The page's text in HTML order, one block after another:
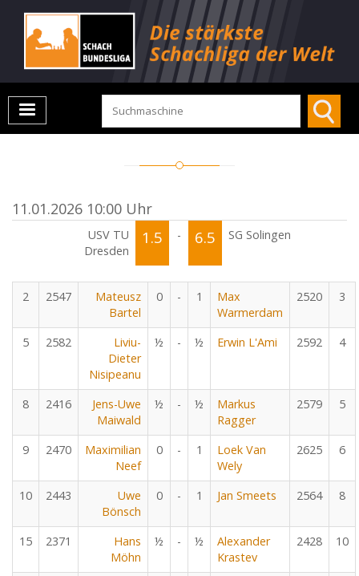
11.01.2026 10:00 Uhr
USV TU
Dresden
1.5 - 6.5 SG Solingen
2 2547
Mateusz
Bartel
0 - 1
Max
Warmerdam
2520 3
5 2582
Liviu-
Dieter
Nisipeanu
½ - ½ Erwin L'Ami 2592 4
8 2416
Jens-Uwe
Maiwald
½ - ½
Markus
Ragger
2579 5
9 2470
Maximilian
Neef
0 - 1
Loek Van
Wely
2625 6
10 2443
Uwe
Bönsch
0 - 1 Jan Smeets 2564 8
15 2371
Hans
Möhn
½ - ½
Alexander
Krastev
2428 10